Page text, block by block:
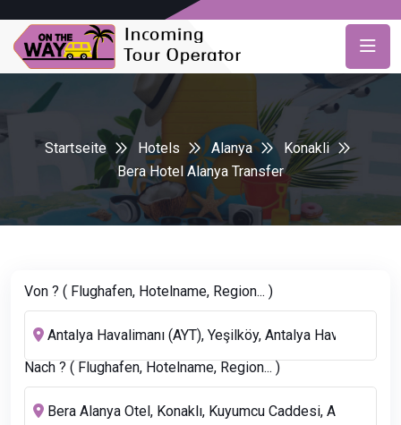
Startseite Hotels Alanya
Konakli
Bera Hotel Alanya Transfer
Von ? ( Flughafen, Hotelname, Region... )
Nach ? ( Flughafen, Hotelname, Region... )